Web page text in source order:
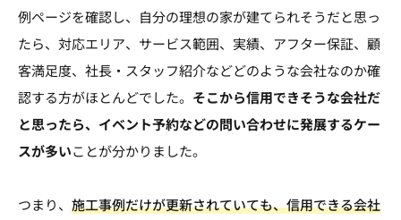
例ページを確認し、自分の理想の家が建てられそうだと思っ
たら、対応エリア、サービス範囲、実績、アフター保証、顧
客満足度、社長・スタッフ紹介などどのような会社なのか確
認する方がほとんどでした。 そこから信用できそうな会社だ
と思ったら、イベント予約などの問い合わせに発展するケー
スが多いことが分かりました。
つまり、 施工事例だけが更新されていても、信用できる会社